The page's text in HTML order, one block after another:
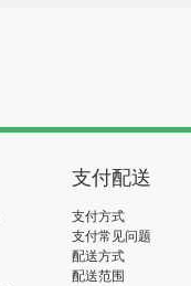
支付配送
支付方式
支付常见问题
配送方式
配送范围